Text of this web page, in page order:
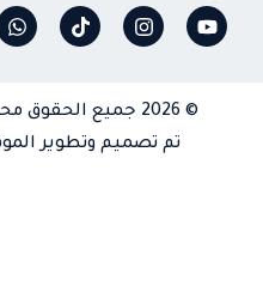
Y
o
n
a
g
r
a
T
k
W
h
a
p
p
تم تصميم وتطوير